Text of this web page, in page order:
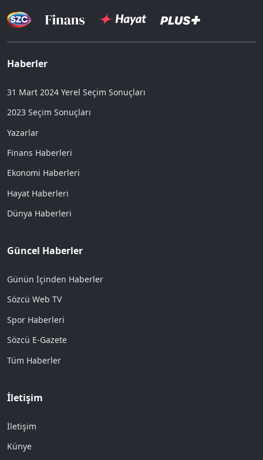
Haberler
31 Mart 2024 Yerel Seçim Sonuçları
2023 Seçim Sonuçları
Yazarlar
Finans Haberleri
Ekonomi Haberleri
Hayat Haberleri
Dünya Haberleri
Güncel Haberler
Günün İçinden Haberler
Sözcü Web TV
Spor Haberleri
Sözcü E-Gazete
Tüm Haberler
İletişim
İletişim
Künye